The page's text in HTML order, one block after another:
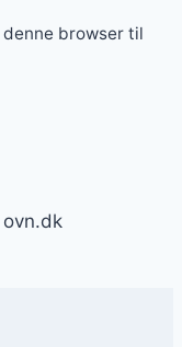
browser til